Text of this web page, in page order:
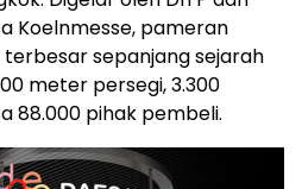
Koelnmesse, pameran
sepanjang sejarah
meter persegi, 3.300
88.000 pihak pembeli.